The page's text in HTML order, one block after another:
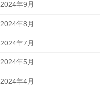
2024年9月
2024年8月
2024年7月
2024年5月
2024年4月